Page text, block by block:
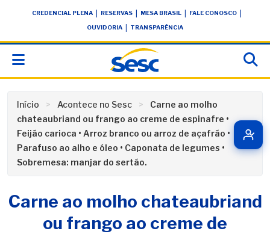
conteúdoCREDENCIAL PLENA RESERVAS MESA BRASIL FALE CONOSCO
OUVIDORIA TRANSPARÊNCIA
Início Acontece no Sesc
Carne ao molho
chateaubriand ou frango ao creme de espinafre •
Feijão carioca • Arroz branco ou arroz de açafrão •
Parafuso ao alho e óleo • Caponata de legumes •
Sobremesa: manjar do sertão.
Carne ao molho chateaubriand
ou frango ao creme de